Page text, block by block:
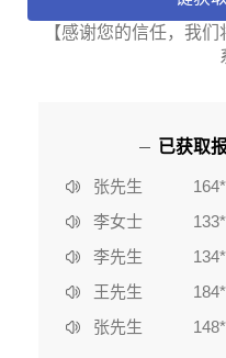
【感谢您的信任，我
已获取
李女士
张先生
李女士
李先生
王先生
张先生